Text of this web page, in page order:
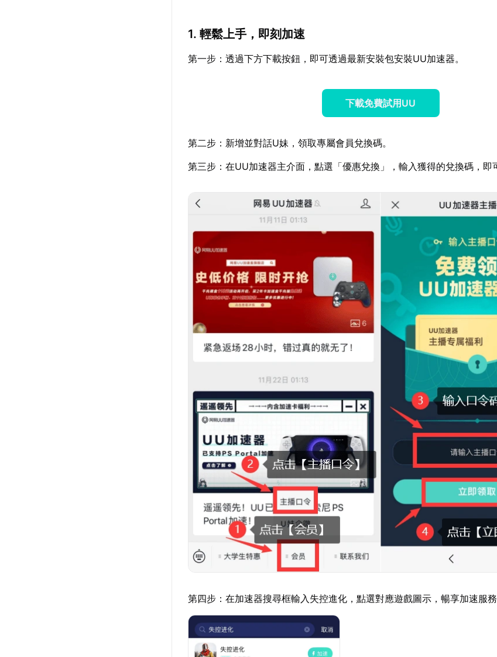
1. 輕鬆上手，即刻加速
第一步：透過下方下載按鈕，即可透過最新安裝包安裝UU加速器。
下載免費試用UU
第二步：新增並對話U妹，領取專屬會員兌換碼。
第三步：在UU加速器主介面，點選「優惠兌換」，輸入獲得的兌換碼，即
第四步：在加速器搜尋框輸入失控進化，點選對應遊戲圖示，暢享加速服務